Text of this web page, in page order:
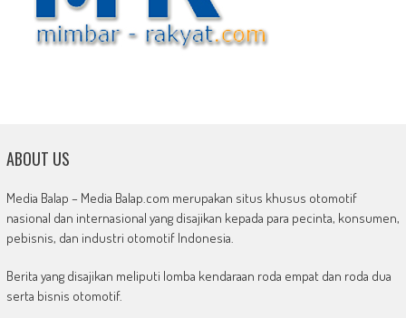
ABOUT US
Media Balap – Media Balap.com merupakan situs khusus otomotif
nasional dan internasional yang disajikan kepada para pecinta, konsumen,
pebisnis, dan industri otomotif Indonesia.
Berita yang disajikan meliputi lomba kendaraan roda empat dan roda dua
serta bisnis otomotif.